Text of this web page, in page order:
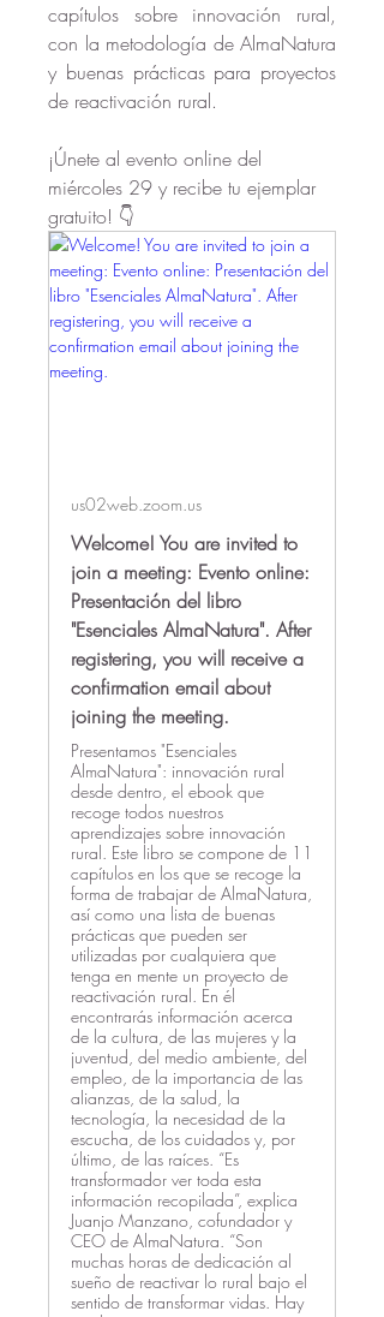
capítulos sobre innovación rural,
con la metodología de AlmaNatura
y buenas prácticas para proyectos
de reactivación rural.
¡Únete al evento online del
miércoles 29 y recibe tu ejemplar
gratuito! 👇
us02web.zoom.us
Welcome! You are invited to
join a meeting: Evento online:
Presentación del libro
"Esenciales AlmaNatura". After
registering, you will receive a
confirmation email about
joining the meeting.
Presentamos "Esenciales
AlmaNatura": innovación rural
desde dentro, el ebook que
recoge todos nuestros
aprendizajes sobre innovación
rural. Este libro se compone de 11
capítulos en los que se recoge la
forma de trabajar de AlmaNatura,
así como una lista de buenas
prácticas que pueden ser
utilizadas por cualquiera que
tenga en mente un proyecto de
reactivación rural. En él
encontrarás información acerca
de la cultura, de las mujeres y la
juventud, del medio ambiente, del
empleo, de la importancia de las
alianzas, de la salud, la
tecnología, la necesidad de la
escucha, de los cuidados y, por
último, de las raíces. “Es
transformador ver toda esta
información recopilada”, explica
Juanjo Manzano, cofundador y
CEO de AlmaNatura. “Son
muchas horas de dedicación al
sueño de reactivar lo rural bajo el
sentido de transformar vidas. Hay